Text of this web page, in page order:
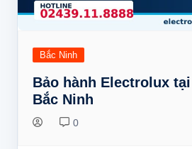
Bắc Ninh
Bảo hành Electrolux
Bắc Ninh
0